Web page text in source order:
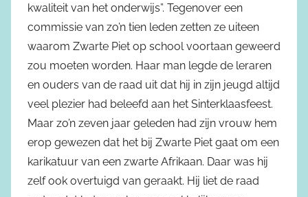
kwaliteit van het onderwijs”. Tegenover een
commissie van zo’n tien leden zetten ze uiteen
waarom Zwarte Piet op school voortaan geweerd
zou moeten worden. Haar man legde de leraren
en ouders van de raad uit dat hij in zijn jeugd altijd
veel plezier had beleefd aan het Sinterklaasfeest.
Maar zo’n zeven jaar geleden had zijn vrouw hem
erop gewezen dat het bij Zwarte Piet gaat om een
karikatuur van een zwarte Afrikaan. Daar was hij
zelf ook overtuigd van geraakt. Hij liet de raad